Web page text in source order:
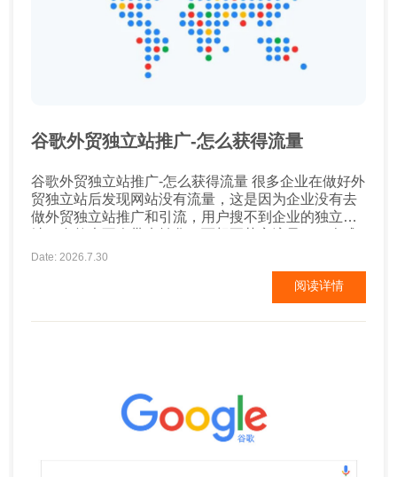
谷歌外贸独立站推广-怎么获得流量
谷歌外贸独立站推广-怎么获得流量 很多企业在做好外
贸独立站后发现网站没有流量，这是因为企业没有去
做外贸独立站推广和引流，用户搜不到企业的独立
本较低的方式就是谷歌SEO。那么谷歌SEO到底该如
下首页的权重最高，也是企业获得核心关键词排名的
Date: 2026.7.30
阅读详情